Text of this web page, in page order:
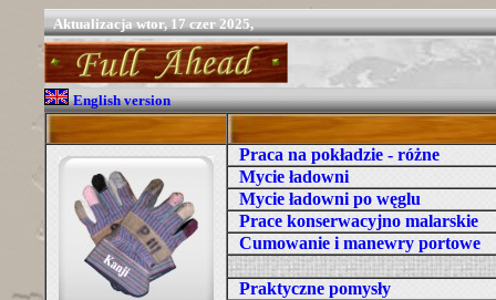
Aktualizacjawtor, 17 czer 2025,
English version
Praca na pokładzie - różne
Mycie ładowni
Mycie ładowni po węglu
Prace konserwacyjno malarskie
Cumowanie i manewry portowe
Praktyczne pomysły